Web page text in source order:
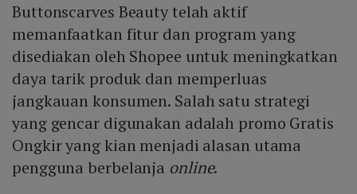
Buttonscarves Beauty telah aktif
memanfaatkan fitur dan program yang
disediakan oleh Shopee untuk meningkatkan
daya tarik produk dan memperluas
jangkauan konsumen. Salah satu strategi
yang gencar digunakan adalah promo Gratis
Ongkir yang kian menjadi alasan utama
pengguna berbelanja online.